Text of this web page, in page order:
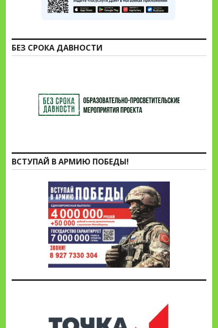
БЕЗ СРОКА ДАВНОСТИ
ВСТУПАЙ В АРМИЮ ПОБЕДЫ!